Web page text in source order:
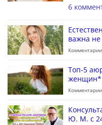
6
важна не
Комментарии
Топ-5
женщин*
Комментарии
Ю. М. с